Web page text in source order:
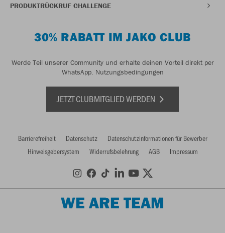
PRODUKTRÜCKRUF CHALLENGE
30% RABATT IM JAKO CLUB
Werde Teil unserer Community und erhalte deinen Vorteil direkt per
WhatsApp. Nutzungsbedingungen
JETZT CLUBMITGLIED WERDEN
Barrierefreiheit Datenschutz
Datenschutzinformationen für Bewerber
Hinweisgebersystem
Widerrufsbelehrung AGB Impressum
WE ARE TEAM